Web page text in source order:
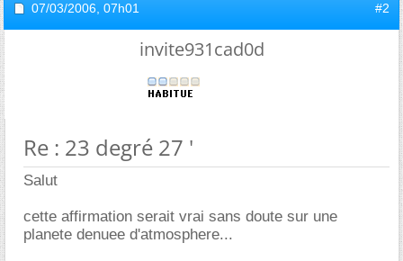
07/03/2006, 07h01 #2
invite931cad0d
Re : 23 degré 27 '
Salut
cette affirmation serait vrai sans doute sur une
planete denuee d'atmosphere...